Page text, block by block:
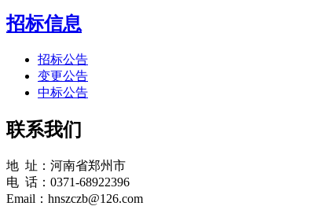
招标信息
招标公告
变更公告
中标公告
联系我们
地 址：河南省郑州市
电 话：0371-68922396
Email：hnszczb@126.com